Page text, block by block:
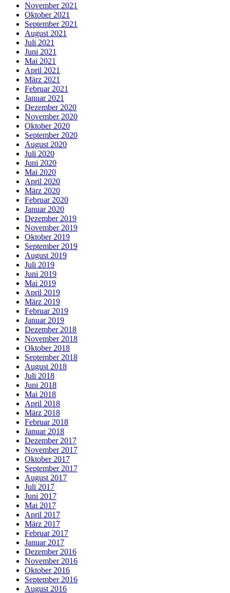
November 2021
Oktober 2021
September 2021
August 2021
Juli 2021
Juni 2021
Mai 2021
April 2021
März 2021
Februar 2021
Januar 2021
Dezember 2020
November 2020
Oktober 2020
September 2020
August 2020
Juli 2020
Juni 2020
Mai 2020
April 2020
März 2020
Februar 2020
Januar 2020
Dezember 2019
November 2019
Oktober 2019
September 2019
August 2019
Juli 2019
Juni 2019
Mai 2019
April 2019
März 2019
Februar 2019
Januar 2019
Dezember 2018
November 2018
Oktober 2018
September 2018
August 2018
Juli 2018
Juni 2018
Mai 2018
April 2018
März 2018
Februar 2018
Januar 2018
Dezember 2017
November 2017
Oktober 2017
September 2017
August 2017
Juli 2017
Juni 2017
Mai 2017
April 2017
März 2017
Februar 2017
Januar 2017
Dezember 2016
November 2016
Oktober 2016
September 2016
August 2016